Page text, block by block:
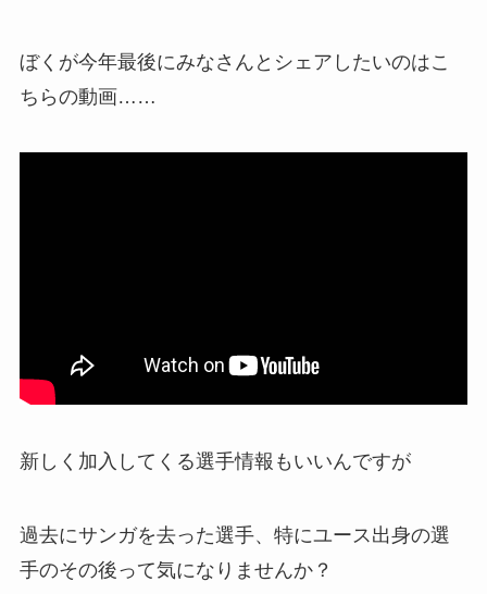
ぼくが今年最後にみなさんとシェアしたいのはこ
ちらの動画……
新しく加入してくる選手情報もいいんですが
過去にサンガを去った選手、特にユース出身の選
手のその後って気になりませんか？